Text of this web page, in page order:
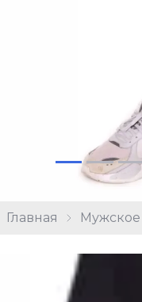
Главная Мужское